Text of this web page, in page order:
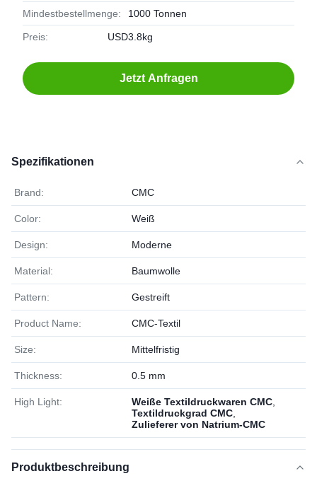
Mindestbestellmenge: 1000 Tonnen
Preis: USD3.8kg
Jetzt Anfragen
Spezifikationen
Brand: CMC
Color: Weiß
Design: Moderne
Material: Baumwolle
Pattern: Gestreift
Product Name: CMC-Textil
Size: Mittelfristig
Thickness: 0.5 mm
High Light: Weiße Textildruckwaren CMC
Textildruckgrad CMC
Zulieferer von Natrium-CMC
Produktbeschreibung